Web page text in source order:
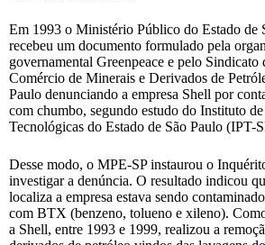
Em 1993 o Ministério Público do Estado de
recebeu um documento formulado pela
governamental Greenpeace e pelo Sindicato
Comércio de Minerais e Derivados de
Paulo denunciando a empresa Shell por
com chumbo, segundo estudo do Instituto de
Tecnológicas do Estado de São Paulo (IPT-
Desse modo, o MPE-SP instaurou o
investigar a denúncia. O resultado indicou
localiza a empresa estava sendo
com BTX (benzeno, tolueno e xileno).
a Shell, entre 1993 e 1999, realizou a